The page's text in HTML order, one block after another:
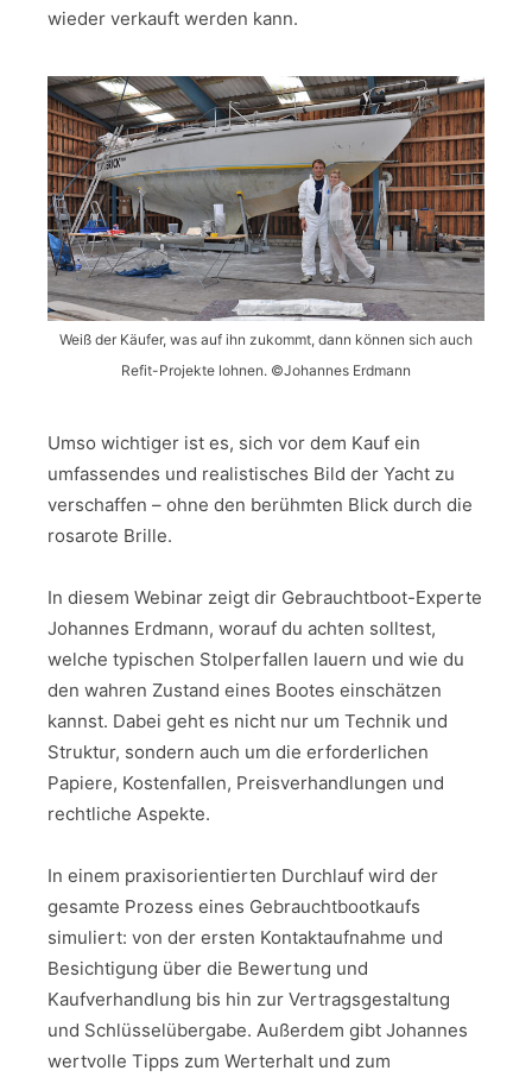
wieder verkauft werden kann.
Weiß der Käufer, was auf ihn zukommt, dann können sich auch
Refit-Projekte lohnen. ©Johannes Erdmann
Umso wichtiger ist es, sich vor dem Kauf ein
umfassendes und realistisches Bild der Yacht zu
verschaffen – ohne den berühmten Blick durch die
rosarote Brille.
In diesem Webinar zeigt dir Gebrauchtboot-Experte
Johannes Erdmann, worauf du achten solltest,
welche typischen Stolperfallen lauern und wie du
den wahren Zustand eines Bootes einschätzen
kannst. Dabei geht es nicht nur um Technik und
Struktur, sondern auch um die erforderlichen
Papiere, Kostenfallen, Preisverhandlungen und
rechtliche Aspekte.
In einem praxisorientierten Durchlauf wird der
gesamte Prozess eines Gebrauchtbootkaufs
simuliert: von der ersten Kontaktaufnahme und
Besichtigung über die Bewertung und
Kaufverhandlung bis hin zur Vertragsgestaltung
und Schlüsselübergabe. Außerdem gibt Johannes
wertvolle Tipps zum Werterhalt und zum